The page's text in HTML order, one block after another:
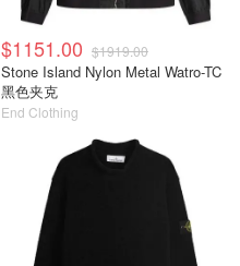
$1151.00 $1919.00
Stone Island Nylon Metal Watro-TC
黑色夹克
End Clothing